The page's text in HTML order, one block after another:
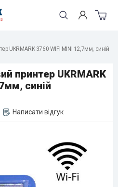
UKRMARK 3760 WIFI MINI 12,7мм, синій
принтер UKRMARK
синій
Написати відгук